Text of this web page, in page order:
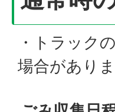
・トラック
場合がありま